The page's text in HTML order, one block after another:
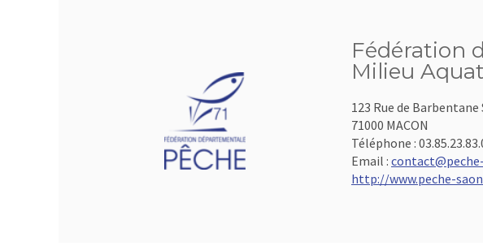
Fédération
Milieu
123 Rue de Barbentane
71000 MACON
Téléphone :
Email :
http://www.peche-